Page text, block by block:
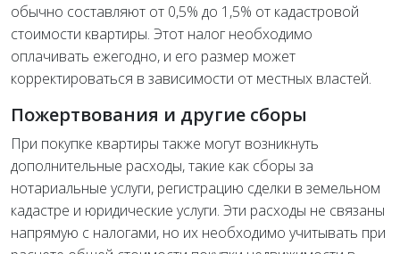
обычно составляют от 0,5% до 1,5% от кадастровой
стоимости квартиры. Этот налог необходимо
оплачивать ежегодно, и его размер может
корректироваться в зависимости от местных властей.
Пожертвования и другие сборы
При покупке квартиры также могут возникнуть
дополнительные расходы, такие как сборы за
нотариальные услуги, регистрацию сделки в земельном
кадастре и юридические услуги. Эти расходы не связаны
напрямую с налогами, но их необходимо учитывать при